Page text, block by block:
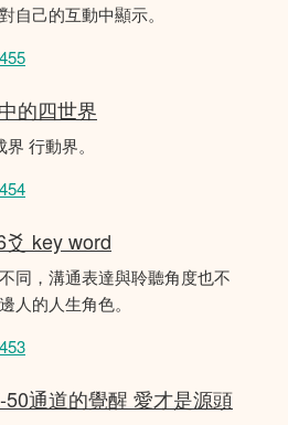
自己的互動中顯示。
的四世界
行動界。
爻 key word
同，溝通表達與聆聽角度也不
人的人生角色。
通道的覺醒 愛才是源頭